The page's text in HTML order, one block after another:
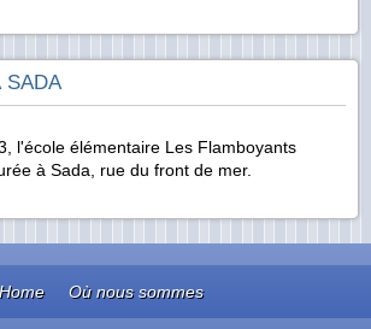
SADA
l'école élémentaire Les Flamboyants
à Sada, rue du front de mer.
Home Où nous sommes